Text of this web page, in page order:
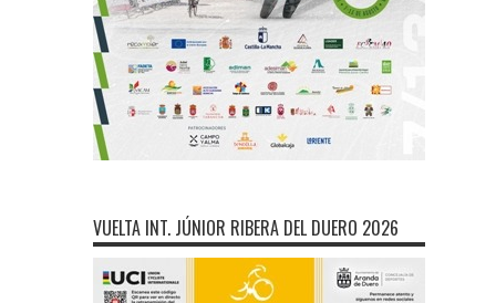
VUELTA INT. JÚNIOR RIBERA DEL DUERO 2026